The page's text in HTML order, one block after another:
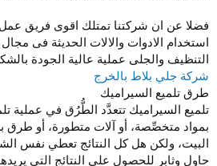
فضلا عن ان شركتنا تمتلك اقوى فريق
استخدام الادوات والالات الحديثة فى
التنظيف والجلى عملية عالية الجودة
شركة جلي بلاط بالخرج
طرق تلميع السيراميك
تلميع السيراميك تتعدَّد الطُّرُق في عملية
بمواد متخصِّصة، أو آلات متطورة، أو
البيت، ولكن هل كل النتائج تعطي نفس
حاول وثابر للحصول على النتائج التي